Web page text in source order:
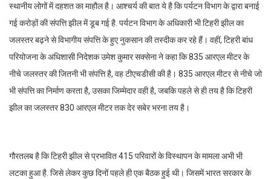
स्थानीय लोगों में दहशत का माहौल है। आश्चर्य की बात ये है कि पर्यटन विभाग के द्वारा बनाई
गई करोड़ों की संपत्ति झील में डूब गई है. पर्यटन विभाग के अधिकारी भी टिहरी झील का
जलस्तर बढ़ने से विभागीय संपत्ति के हुए नुकसान की तस्दीक कर रहे हैं। वहीं, टिहरी बांध
परियोजना के अधिशासी निदेशक उमेश कुमार सक्सेना ने कहा कि 835 आरएल मीटर के
नीचे जलस्तर की जितनी भी संपत्ति है, वह टीएचडीसी की है। 835 आरएल मीटर से नीचे जो
भी संपत्ति का निर्माण करता है, उसका जिम्मेदार वही है, जबकि पहले से ही तय है कि टिहरी
झील का जलस्तर 830 आरएल मीटर तक देर सबेर भरना तय है।
गौरतलब है कि टिहरी झील से प्रभावित 415 परिवारों के विस्थापन के मामला अभी भी
लटका हुआ है. जिसे लेकर कुछ दिनों पहले ही एक बैठक हुई थी। जिसमें भारत सरकार के